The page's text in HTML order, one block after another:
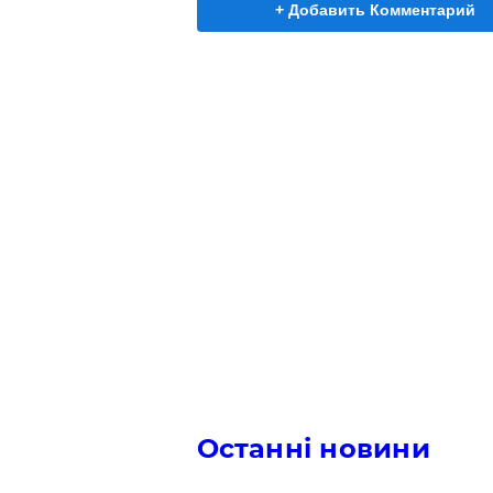
+ Добавить Комментарий
Останні новини